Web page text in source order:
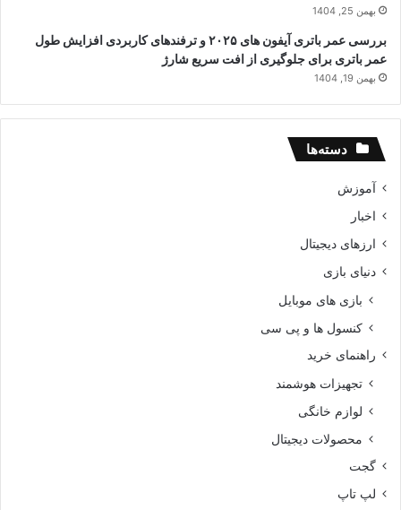
بهمن 25, 1404
بررسی عمر باتری آیفون های ۲۰۲۵ و ترفندهای کاربردی افزایش طول
عمر باتری برای جلوگیری از افت سریع شارژ
بهمن 19, 1404
دسته‌ها
آموزش
اخبار
ارزهای دیجیتال
دنیای بازی
بازی های موبایل
کنسول ها و پی سی
راهنمای خرید
تجهیزات هوشمند
لوازم خانگی
محصولات دیجیتال
گجت
لپ تاپ